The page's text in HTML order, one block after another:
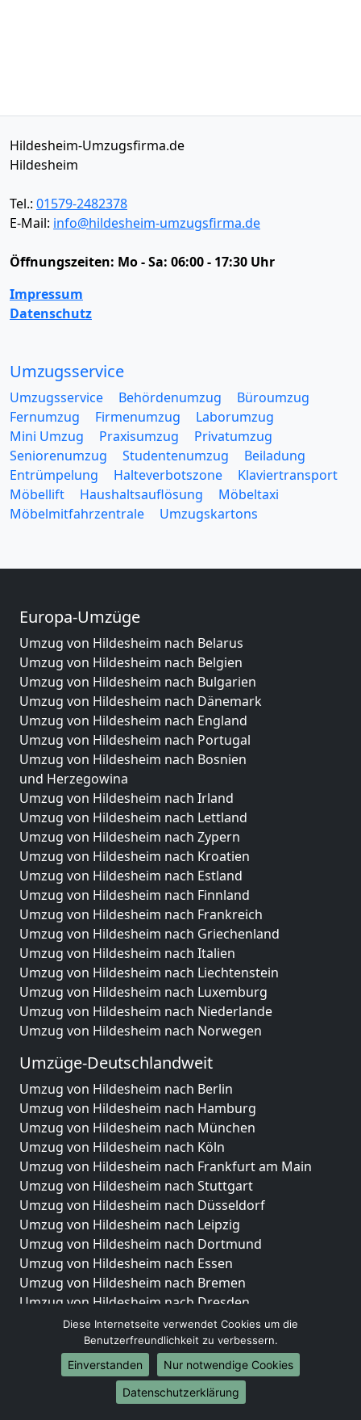
Hildesheim-Umzugsfirma.de
Hildesheim
Tel.: 01579-2482378
E-Mail: info@hildesheim-umzugsfirma.de
Öffnungszeiten: Mo - Sa: 06:00 - 17:30 Uhr
Impressum
Datenschutz
Umzugsservice
Umzugsservice Behördenumzug
Büroumzug
Fernumzug
Firmenumzug
Laborumzug
Mini Umzug
Praxisumzug
Privatumzug
Seniorenumzug
Studentenumzug
Beiladung
Entrümpelung
Halteverbotszone
Klaviertransport
Möbellift
Haushaltsauflösung
Möbeltaxi
Möbelmitfahrzentrale
Umzugskartons
Europa-Umzüge
Umzug von Hildesheim nach Belarus
Umzug von Hildesheim nach Belgien
Umzug von Hildesheim nach Bulgarien
Umzug von Hildesheim nach Dänemark
Umzug von Hildesheim nach England
Umzug von Hildesheim nach Portugal
Umzug von Hildesheim nach Bosnien
und Herzegowina
Umzug von Hildesheim nach Irland
Umzug von Hildesheim nach Lettland
Umzug von Hildesheim nach Zypern
Umzug von Hildesheim nach Kroatien
Umzug von Hildesheim nach Estland
Umzug von Hildesheim nach Finnland
Umzug von Hildesheim nach Frankreich
Umzug von Hildesheim nach Griechenland
Umzug von Hildesheim nach Italien
Umzug von Hildesheim nach Liechtenstein
Umzug von Hildesheim nach Luxemburg
Umzug von Hildesheim nach Niederlande
Umzug von Hildesheim nach Norwegen
Umzüge-Deutschlandweit
Umzug von Hildesheim nach Berlin
Umzug von Hildesheim nach Hamburg
Umzug von Hildesheim nach München
Umzug von Hildesheim nach Köln
Umzug von Hildesheim nach Frankfurt am Main
Umzug von Hildesheim nach Stuttgart
Umzug von Hildesheim nach Düsseldorf
Umzug von Hildesheim nach Leipzig
Umzug von Hildesheim nach Dortmund
Umzug von Hildesheim nach Essen
Umzug von Hildesheim nach Bremen
Umzug von Hildesheim nach Dresden
Umzug von Hildesheim nach Hannover
Umzug von Hildesheim nach Nürnberg
Umzug von Hildesheim nach Duisburg
Umzug von Hildesheim nach Bochum
Umzug von Hildesheim nach Wuppertal
Diese Internetseite verwendet Cookies um die
Benutzerfreundlichkeit zu verbessern.
Einverstanden
Nur notwendige Cookies
Datenschutzerklärung